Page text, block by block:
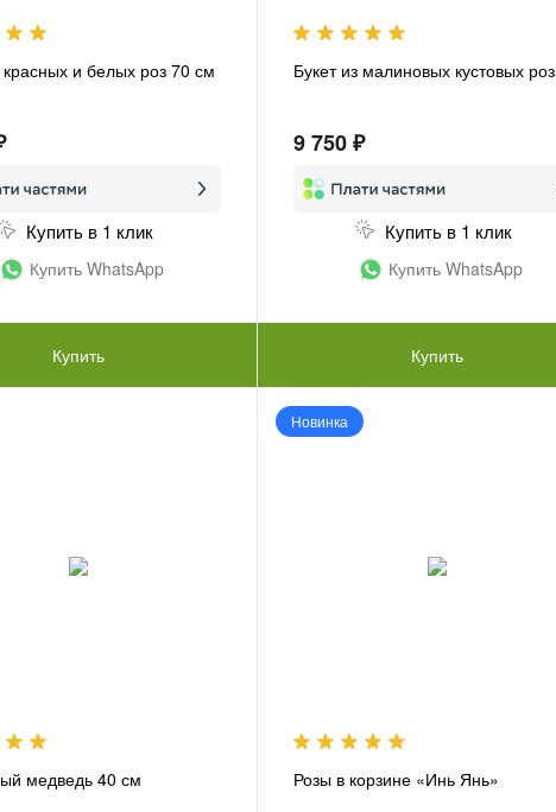
красных и белых роз 70 см
Купить в 1 клик
Купить WhatsApp
Купить
Букет из малиновых кустовых роз
9 750 ₽
Купить в 1 клик
Купить WhatsApp
Купить
медведь 40 см
Новинка
Розы в корзине «Инь Янь»